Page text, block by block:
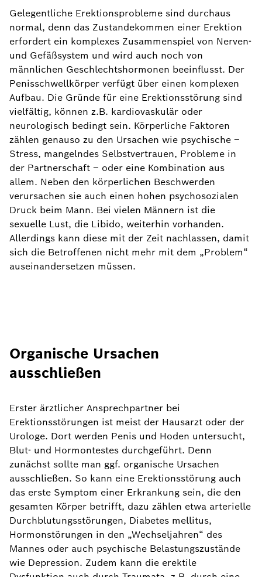
Gelegentliche Erektionsprobleme sind durchaus
normal, denn das Zustandekommen einer Erektion
erfordert ein komplexes Zusammenspiel von Nerven-
und Gefäßsystem und wird auch noch von
männlichen Geschlechtshormonen beeinflusst. Der
Penisschwellkörper verfügt über einen komplexen
Aufbau. Die Gründe für eine Erektionsstörung sind
vielfältig, können z.B. kardiovaskulär oder
neurologisch bedingt sein. Körperliche Faktoren
zählen genauso zu den Ursachen wie psychische –
Stress, mangelndes Selbstvertrauen, Probleme in
der Partnerschaft – oder eine Kombination aus
allem. Neben den körperlichen Beschwerden
verursachen sie auch einen hohen psychosozialen
Druck beim Mann. Bei vielen Männern ist die
sexuelle Lust, die Libido, weiterhin vorhanden.
Allerdings kann diese mit der Zeit nachlassen, damit
sich die Betroffenen nicht mehr mit dem „Problem“
auseinandersetzen müssen.
Organische Ursachen
ausschließen
Erster ärztlicher Ansprechpartner bei
Erektionsstörungen ist meist der Hausarzt oder der
Urologe. Dort werden Penis und Hoden untersucht,
Blut- und Hormontestes durchgeführt. Denn
zunächst sollte man ggf. organische Ursachen
ausschließen. So kann eine Erektionsstörung auch
das erste Symptom einer Erkrankung sein, die den
gesamten Körper betrifft, dazu zählen etwa arterielle
Durchblutungsstörungen, Diabetes mellitus,
Hormonstörungen in den „Wechseljahren“ des
Mannes oder auch psychische Belastungszustände
wie Depression. Zudem kann die erektile